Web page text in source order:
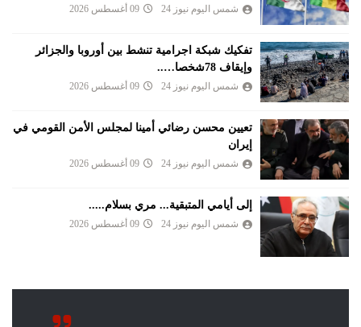
شمس اليوم نيوز 24 09 أغسطس 2026
تفكيك شبكة اجرامية تنشط بين أوروبا والجزائر
وإيقاف 78شخصا…..
شمس اليوم نيوز 24 09 أغسطس 2026
تعيين محسن رضائي أمينا لمجلس الأمن القومي في
إيران
شمس اليوم نيوز 24 09 أغسطس 2026
إلى أيامي المتبقية... مري بسلام.....
شمس اليوم نيوز 24 09 أغسطس 2026